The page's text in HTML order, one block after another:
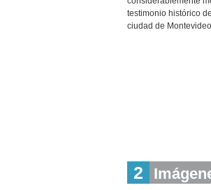
testimonio histórico
ciudad de
2